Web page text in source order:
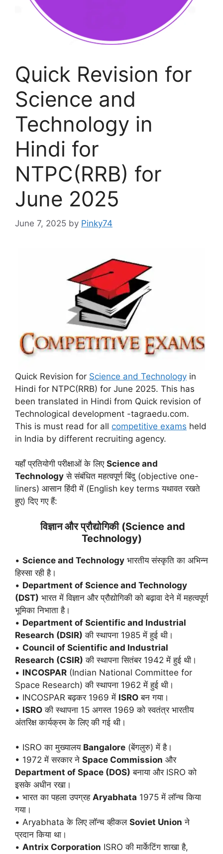
Quick Revision for
Science and
Technology in
Hindi for
NTPC(RRB) for
June 2025
June 7, 2025 by Pinky74
Quick Revision for Science and Technology in
Hindi for NTPC(RRB) for June 2025. This has
been translated in Hindi from Quick revision of
Technological development -tagraedu.com.
This is must read for all competitive exams held
in India by different recruiting agency.
यहाँ प्रतियोगी परीक्षाओं के लिए Science and
Technology से संबंधित महत्वपूर्ण बिंदु (objective one-
liners) आसान हिंदी में (English key terms यथावत रखते
हुए) दिए गए हैं:
विज्ञान और प्रौद्योगिकी (Science and
Technology)
• Science and Technology भारतीय संस्कृति का अभिन्न
हिस्सा रही है।
• Department of Science and Technology
(DST) भारत में विज्ञान और प्रौद्योगिकी को बढ़ावा देने में महत्वपूर्ण
भूमिका निभाता है।
• Department of Scientific and Industrial
Research (DSIR) की स्थापना 1985 में हुई थी।
• Council of Scientific and Industrial
Research (CSIR) की स्थापना सितंबर 1942 में हुई थी।
• INCOSPAR (Indian National Committee for
Space Research) की स्थापना 1962 में हुई थी।
• INCOSPAR बढ़कर 1969 में ISRO बन गया।
• ISRO की स्थापना 15 अगस्त 1969 को स्वतंत्र भारतीय
अंतरिक्ष कार्यक्रम के लिए की गई थी।
• ISRO का मुख्यालय Bangalore (बेंगलुरु) में है।
• 1972 में सरकार ने Space Commission और
Department of Space (DOS) बनाया और ISRO को
इसके अधीन रखा।
• भारत का पहला उपग्रह Aryabhata 1975 में लॉन्च किया
गया।
• Aryabhata के लिए लॉन्च व्हीकल Soviet Union ने
प्रदान किया था।
• Antrix Corporation ISRO की मार्केटिंग शाखा है,